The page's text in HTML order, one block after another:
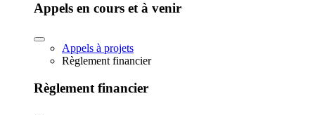
Appels en cours et à venir
Appels à projets
Règlement financier
Règlement financier